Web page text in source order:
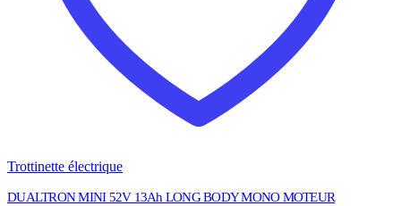
Trottinette électrique
DUALTRON MINI 52V 13Ah LONG BODY MONO MOTEUR